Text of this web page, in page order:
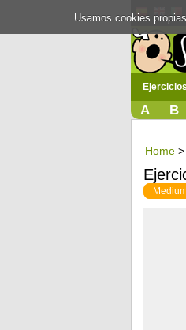
Ejercicios
A B
Home >
Usamos cookies